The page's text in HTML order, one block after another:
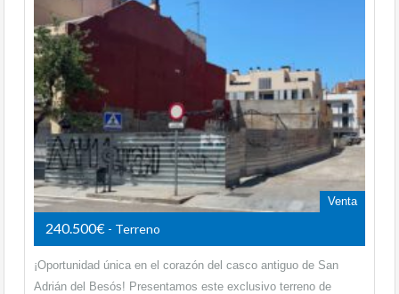
Venta
240.500€ - Terreno
¡Oportunidad única en el corazón del casco antiguo de San
Adrián del Besós! Presentamos este exclusivo terreno de